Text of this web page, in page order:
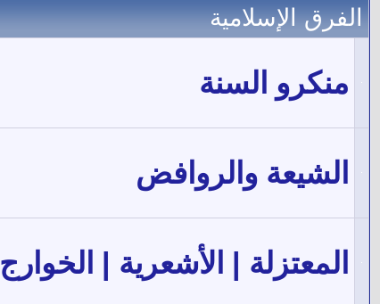
الفرق الإسلامية
منكرو السنة
الشيعة والروافض
المعتزلة | الأشعرية | الخوارج